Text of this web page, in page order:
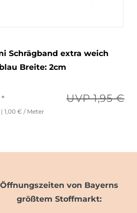
Schrägband extra weich
Breite: 2cm
UVP 1,95 €
| 1,00 € / Meter
Öffnungszeiten von Bayerns
größtem Stoffmarkt: